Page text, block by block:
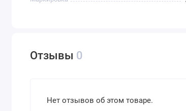
Отзывы 0
Нет отзывов об этом товаре.